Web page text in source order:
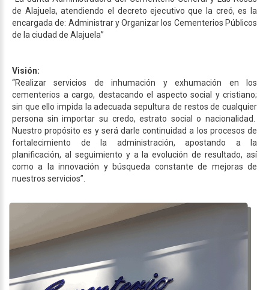
de Alajuela, atendiendo el decreto ejecutivo que la creó, es la
encargada de: Administrar y Organizar los Cementerios Públicos
de la ciudad de Alajuela”
Visión:
“Realizar servicios de inhumación y exhumación en los
cementerios a cargo, destacando el aspecto social y cristiano;
sin que ello impida la adecuada sepultura de restos de cualquier
persona sin importar su credo, estrato social o nacionalidad.
Nuestro propósito es y será darle continuidad a los procesos de
fortalecimiento de la administración, apostando a la
planificación, al seguimiento y a la evolución de resultado, así
como a la innovación y búsqueda constante de mejoras de
nuestros servicios”.